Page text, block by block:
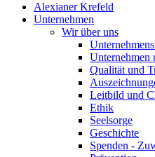
Alexianer Krefeld
Unternehmen
Wir über uns
Unternehmen
Qualität und
Leitbild und
Ethik
Seelsorge
Geschichte
Spenden -